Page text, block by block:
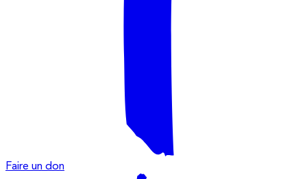
Faire un don